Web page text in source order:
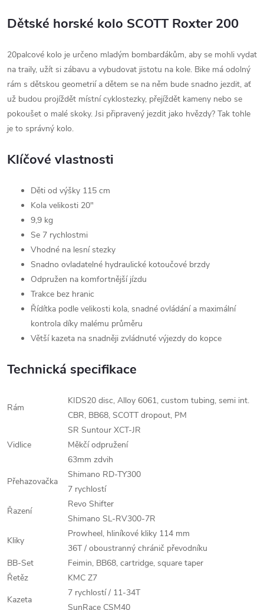
Dětské horské kolo SCOTT Roxter 200
20palcové kolo je určeno mladým bombarďákům, aby se mohli vydat
na traily, užít si zábavu a vybudovat jistotu na kole. Bike má odolný
rám s dětskou geometrií a dětem se na něm bude snadno jezdit, ať
už budou projíždět místní cyklostezky, přejíždět kameny nebo se
pokoušet o malé skoky. Jsi připravený jezdit jako hvězdy? Tak tohle
je to správný kolo.
Klíčové vlastnosti
Děti od výšky 115 cm
Kola velikosti 20"
9,9 kg
Se 7 rychlostmi
Vhodné na lesní stezky
Snadno ovladatelné hydraulické kotoučové brzdy
Odpružen na komfortnější jízdu
Trakce bez hranic
Řídítka podle velikosti kola, snadné ovládání a maximální
kontrola díky malému průměru
Větší kazeta na snadněji zvládnuté výjezdy do kopce
Technická specifikace
Rám
KIDS20 disc, Alloy 6061, custom tubing, semi int.
CBR, BB68, SCOTT dropout, PM
Vidlice
SR Suntour XCT-JR
Měkčí odpružení
63mm zdvih
Přehazovačka
Shimano RD-TY300
7 rychlostí
Řazení
Revo Shifter
Shimano SL-RV300-7R
Kliky
Prowheel, hliníkové kliky 114 mm
36T / oboustranný chránič převodníku
BB-Set
Feimin, BB68, cartridge, square taper
Řetěz
KMC Z7
Kazeta
7 rychlostí / 11-34T
SunRace CSM40